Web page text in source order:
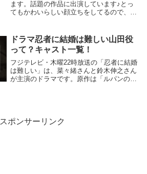
ます。話題の作品に出演しています♪とっ
てもかわいらしい顔立ちをしてるので、ジ
祐wiki風プロフィールや、ジャニーズなの
か？所属...
ドラマ忍者に結婚は難しい山田役
って？キャスト一覧！
フジテレビ・木曜22時放送の「忍者に結婚
は難しい」は、菜々緒さんと鈴木伸之さん
が主演のドラマです。原作は「ルパンの
スポンサーリンク